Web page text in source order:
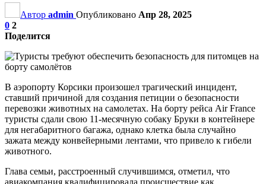
Автор admin Опубликовано Апр 28, 2025
0 2
Поделится
В аэропорту Корсики произошел трагический инцидент,
ставший причиной для создания петиции о безопасности
перевозки животных на самолетах. На борту рейса Air France
туристы сдали свою 11-месячную собаку Бруки в контейнере
для негабаритного багажа, однако клетка была случайно
зажата между конвейерными лентами, что привело к гибели
животного.
Глава семьи, расстроенный случившимся, отметил, что
авиакомпания квалифицировала происшествие как